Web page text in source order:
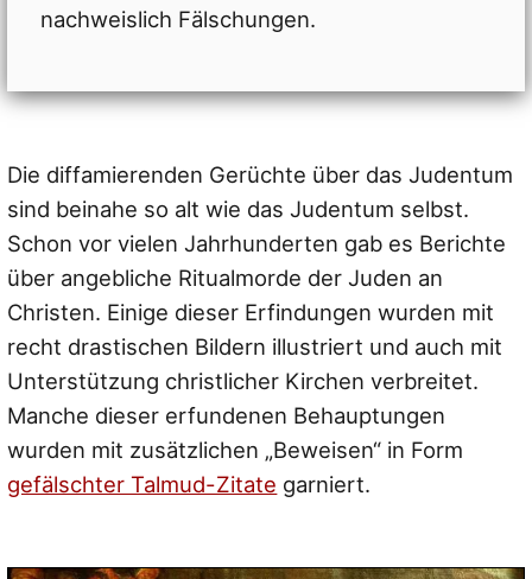
nachweislich Fälschungen.
Die diffamierenden Gerüchte über das Judentum
sind beinahe so alt wie das Judentum selbst.
Schon vor vielen Jahrhunderten gab es Berichte
über angebliche Ritualmorde der Juden an
Christen. Einige dieser Erfindungen wurden mit
recht drastischen Bildern illustriert und auch mit
Unterstützung christlicher Kirchen verbreitet.
Manche dieser erfundenen Behauptungen
wurden mit zusätzlichen „Beweisen“ in Form
gefälschter Talmud-Zitate garniert.